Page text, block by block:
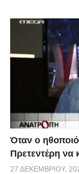
Όταν ο
Πρετεντέρη να
27 ΔΕΚΕΜΒΡΊΟΥ,